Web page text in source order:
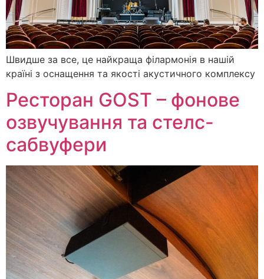
Швидше за все, це найкраща філармонія в нашій
країні з оснащення та якості акустичного комплексу
Ресторан GOST – фонове
озвучування та стелс-
сабвуфери